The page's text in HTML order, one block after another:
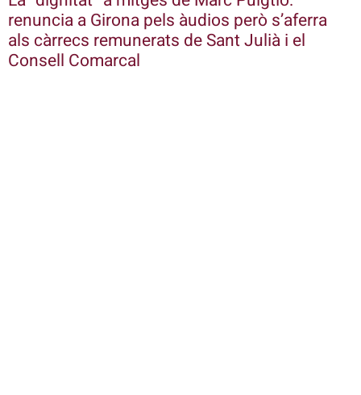
renuncia a Girona pels àudios però s’aferra
als càrrecs remunerats de Sant Julià i el
Consell Comarcal